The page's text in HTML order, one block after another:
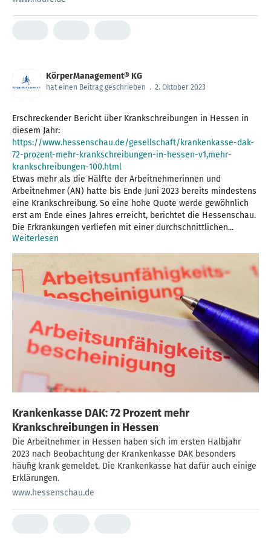
KörperManagement® KG
hat einen Beitrag geschrieben . 2. Oktober 2023
Erschreckender Bericht über Krankschreibungen in Hessen in
https://www.hessenschau.de/gesellschaft/krankenkasse-dak-
72-prozent-mehr-krankschreibungen-in-hessen-v1,mehr-
krankschreibungen-100.html
Etwas mehr als die Hälfte der Arbeitnehmerinnen und
Arbeitnehmer (AN) hatte bis Ende Juni 2023 bereits mindestens
eine Krankschreibung. So eine hohe Quote werde gewöhnlich
erst am Ende eines Jahres erreicht, berichtet die Hessenschau.
Die Erkrankungen verliefen mit einer durchschnittlichen...
Weiterlesen
Krankenkasse DAK: 72 Prozent mehr
Krankschreibungen in Hessen
Die Arbeitnehmer in Hessen haben sich im ersten Halbjahr
2023 nach Beobachtung der Krankenkasse DAK besonders
häufig krank gemeldet. Die Krankenkasse hat dafür auch einige
Erklärungen.
www.hessenschau.de